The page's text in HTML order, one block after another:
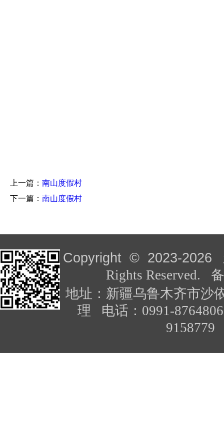
上一篇： 南山度假村
下一篇： 南山度假村
Copyright © 2023-2026
Rights Reserved.
地址：新疆乌鲁木齐市沙
理 电话：0991-